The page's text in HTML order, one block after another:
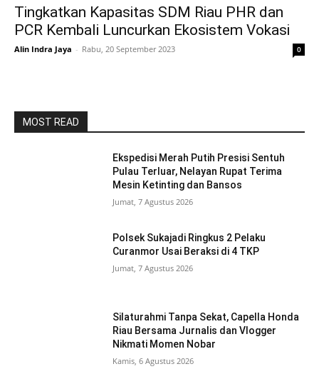
Tingkatkan Kapasitas SDM Riau PHR dan
PCR Kembali Luncurkan Ekosistem Vokasi
Alin Indra Jaya - Rabu, 20 September 2023 0
MOST READ
Ekspedisi Merah Putih Presisi Sentuh
Pulau Terluar, Nelayan Rupat Terima
Mesin Ketinting dan Bansos
Jumat, 7 Agustus 2026
Polsek Sukajadi Ringkus 2 Pelaku
Curanmor Usai Beraksi di 4 TKP
Jumat, 7 Agustus 2026
Silaturahmi Tanpa Sekat, Capella Honda
Riau Bersama Jurnalis dan Vlogger
Nikmati Momen Nobar
Kamis, 6 Agustus 2026